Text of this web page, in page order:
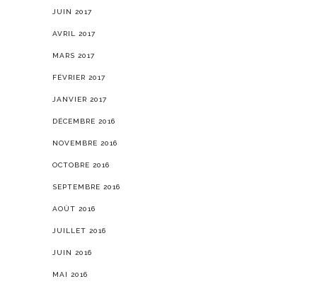
JUIN 2017
AVRIL 2017
MARS 2017
FÉVRIER 2017
JANVIER 2017
DÉCEMBRE 2016
NOVEMBRE 2016
OCTOBRE 2016
SEPTEMBRE 2016
AOÛT 2016
JUILLET 2016
JUIN 2016
MAI 2016